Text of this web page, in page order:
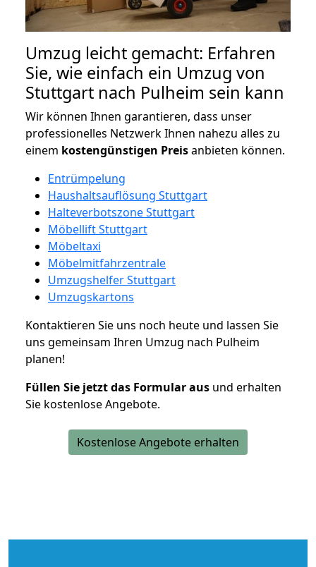
Umzug leicht gemacht: Erfahren
Sie, wie einfach ein Umzug von
Stuttgart nach Pulheim sein kann
Wir können Ihnen garantieren, dass unser
professionelles Netzwerk Ihnen nahezu alles zu
einem kostengünstigen Preisanbieten können.
Entrümpelung
Haushaltsauflösung Stuttgart
Halteverbotszone Stuttgart
Möbellift Stuttgart
Möbeltaxi
Möbelmitfahrzentrale
Umzugshelfer Stuttgart
Umzugskartons
Kontaktieren Sie uns noch heute und lassen Sie
uns gemeinsam Ihren Umzug nach Pulheim
planen!
Füllen Sie jetzt das Formular aus und erhalten
Sie kostenlose Angebote.
Kostenlose Angebote erhalten